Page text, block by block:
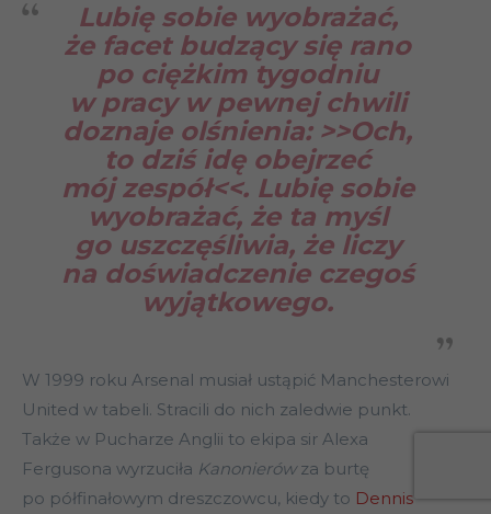
Lubię sobie wyobrażać,
że facet budzący się rano
po ciężkim tygodniu
w pracy w pewnej chwili
doznaje olśnienia: >>Och,
to dziś idę obejrzeć
mój zespół<<. Lubię sobie
wyobrażać, że ta myśl
go uszczęśliwia, że liczy
na doświadczenie czegoś
wyjątkowego.
W 1999 roku Arsenal musiał ustąpić Manchesterowi
United w tabeli. Stracili do nich zaledwie punkt.
Także w Pucharze Anglii to ekipa sir Alexa
Fergusona wyrzuciła Kanonierówza burtę
po półfinałowym dreszczowcu, kiedy to Dennis